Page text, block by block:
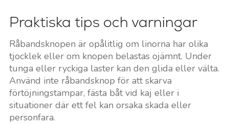
Praktiska tips och varningar
Råbandsknopen är opålitlig om linorna har olika
tjocklek eller om knopen belastas ojämnt. Under
tunga eller ryckiga laster kan den glida eller välta.
Använd inte råbandsknop för att skarva
förtöjningstampar, fästa båt vid kaj eller i
situationer där ett fel kan orsaka skada eller
personfara.